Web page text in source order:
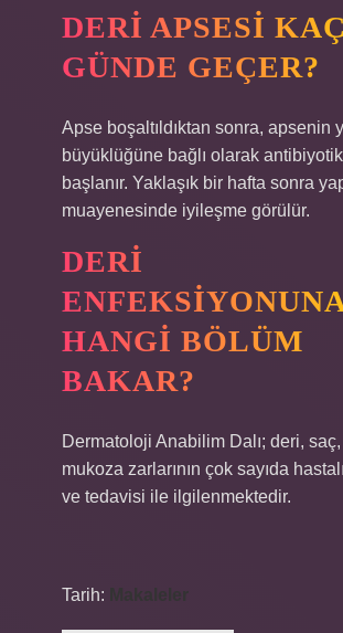
DERI APSESI KAÇ
GÜNDE GEÇER?
Apse boşaltıldıktan sonra, apsenin
büyüklüğüne bağlı olarak
başlanır. Yaklaşık bir hafta sonra
muayenesinde iyileşme görülür.
DERI
HANGI BÖLÜM
BAKAR?
Dermatoloji Anabilim Dalı; deri, saç,
mukoza zarlarının çok sayıda
ve tedavisi ile ilgilenmektedir.
Tarih: